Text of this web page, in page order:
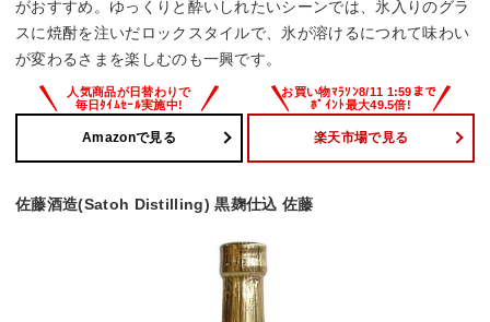
がおすすめ。ゆっくりと酔いしれたいシーンでは、氷入りのグラ
スに焼酎を注いだロックスタイルで、氷が溶けるにつれて味わい
が変わるさまを楽しむのも一興です。
Amazonで見る 楽天市場で見る
佐藤酒造(Satoh Distilling) 黒麹仕込 佐藤